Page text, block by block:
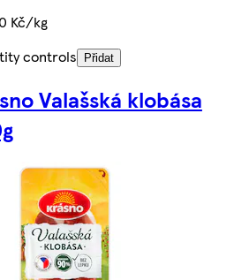
Kč/kg
controls
Přidat
Valašská klobása